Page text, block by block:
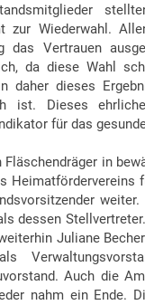
zur Wiederwahl.
das Vertrauen
da diese Wahl
daher dieses
ist. Dieses
für das
in
Heimatfördervereins
dessen
Juliane
Auch die
nahm ein Ende.